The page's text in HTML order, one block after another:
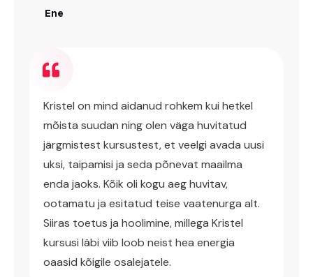
Ene
Kristel on mind aidanud rohkem kui hetkel
mõista suudan ning olen väga huvitatud
järgmistest kursustest, et veelgi avada uusi
uksi, taipamisi ja seda põnevat maailma
enda jaoks. Kõik oli kogu aeg huvitav,
ootamatu ja esitatud teise vaatenurga alt.
Siiras toetus ja hoolimine, millega Kristel
kursusi läbi viib loob neist hea energia
oaasid kõigile osalejatele.